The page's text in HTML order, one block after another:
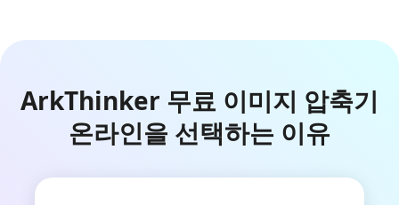
ArkThinker 무료 이미지 압축기
온라인을 선택하는 이유